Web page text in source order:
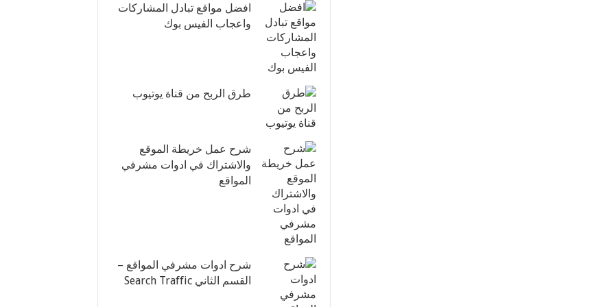
افضل مواقع تبادل المشاركات
واعجاب الفيس بوك
طرق الربح من قناة يوتيوب
شرح عمل خريطة الموقع
والاشتراك في ادوات مشرفي
المواقع
شرح ادوات مشرفي المواقع –
القسم الثاني Search Traffic